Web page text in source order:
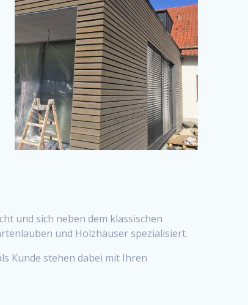
und sich neben dem klassischen
und Holzhäuser spezialisiert.
Kunde stehen dabei mit Ihren